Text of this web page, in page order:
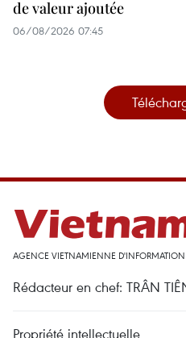
de valeur ajoutée
06/08/2026 07:45
AGENCE VIETNAMIENNE
Rédacteur en chef: TRÂN
Propriété intellectuelle